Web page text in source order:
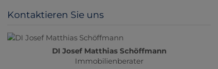
Kontaktieren Sie uns
DI Josef Matthias Schöffmann
Immobilienberater